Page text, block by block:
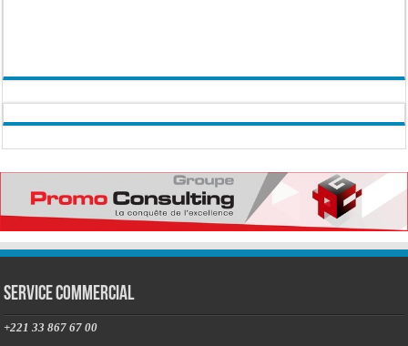
Service commercial
+221 33 867 67 00